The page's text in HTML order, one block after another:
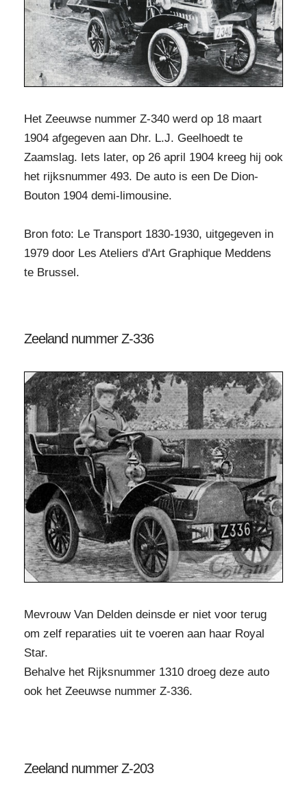
Het Zeeuwse nummer Z-340 werd op 18 maart
1904 afgegeven aan Dhr. L.J. Geelhoedt te
Zaamslag. Iets later, op 26 april 1904 kreeg hij ook
het rijksnummer 493. De auto is een De Dion-
Bouton 1904 demi-limousine.
Bron foto: Le Transport 1830-1930, uitgegeven in
1979 door Les Ateliers d'Art Graphique Meddens
te Brussel.
Zeeland nummer Z-336
Mevrouw Van Delden deinsde er niet voor terug
om zelf reparaties uit te voeren aan haar Royal
Star.
Behalve het Rijksnummer 1310 droeg deze auto
ook het Zeeuwse nummer Z-336.
Zeeland nummer Z-203